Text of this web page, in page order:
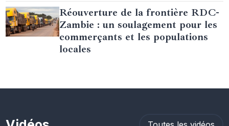
Réouverture de la frontière RDC-
Zambie : un soulagement pour les
commerçants et les populations
locales